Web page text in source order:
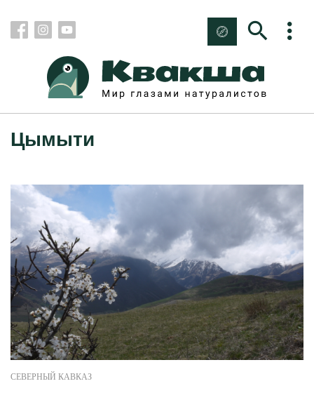
Цымыти
СЕВЕРНЫЙ КАВКАЗ